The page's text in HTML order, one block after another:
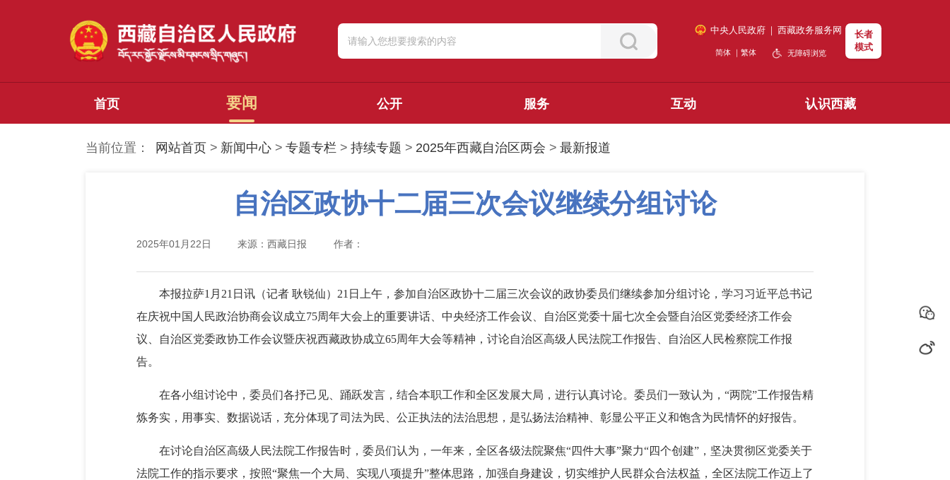
中央人民政府 ｜ 西藏政务服务网
简体｜ 繁体 无障碍浏览
长者
模式
首页 要闻 公开 服务 互动 认识西藏
当前位置： 网站首页 > 新闻中心 > 专题专栏 > 持续专题 > 2025年西藏自治区两会 > 最新报道
自治区政协十二届三次会议继续分组讨论
2025年01月22日 来源：西藏日报 作者：
本报拉萨1月21日讯（记者 耿锐仙）21日上午，参加自治区政协十二届三次会议的政协委员们继续参加分组讨论，学习习近平总书记
在庆祝中国人民政治协商会议成立75周年大会上的重要讲话、中央经济工作会议、自治区党委十届七次全会暨自治区党委经济工作会
议、自治区党委政协工作会议暨庆祝西藏政协成立65周年大会等精神，讨论自治区高级人民法院工作报告、自治区人民检察院工作报
告。
在各小组讨论中，委员们各抒己见、踊跃发言，结合本职工作和全区发展大局，进行认真讨论。委员们一致认为，“两院”工作报告精
炼务实，用事实、数据说话，充分体现了司法为民、公正执法的法治思想，是弘扬法治精神、彰显公平正义和饱含为民情怀的好报告。
在讨论自治区高级人民法院工作报告时，委员们认为，一年来，全区各级法院聚焦“四件大事”聚力“四个创建”，坚决贯彻区党委关于
法院工作的指示要求，按照“聚焦一个大局、实现八项提升”整体思路，加强自身建设，切实维护人民群众合法权益，全区法院工作迈上了